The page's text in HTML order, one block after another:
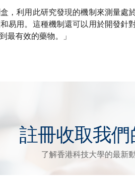
，利用此研究發現的機制來測量
易用。這種機制還可以用於開發
最有效的藥物。」
註冊收取我
了解香港科技大學的最新